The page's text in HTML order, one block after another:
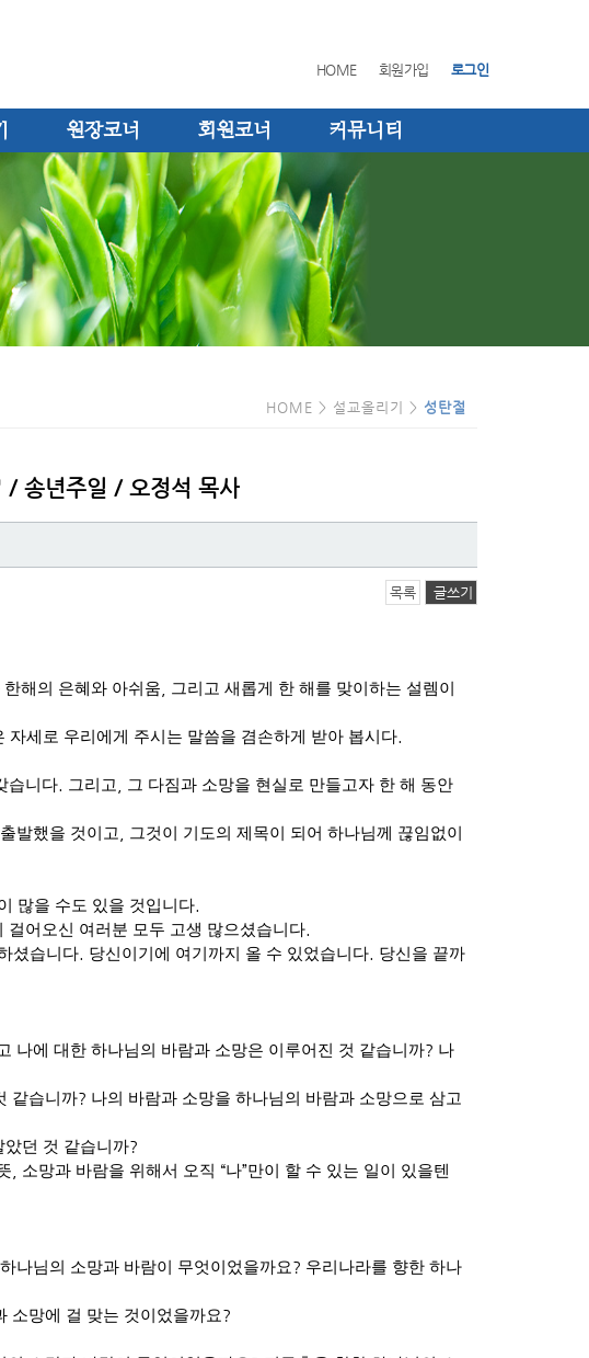
HOME 회원가입 로그인
원장코너 회원코너 커뮤니티
HOME > 설교올리기 > 성탄절
/ 송년주일 / 오정석 목사
목록 글쓰기
해의 은혜와 아쉬움
그리고 새롭게 한 해를 맞이하는 설렘이
자세로 우리에게 주시는 말씀을 겸손하게 받아 봅시다.
습니다. 그리고
그 다짐과 소망을 현실로 만들고자 한 해 동안
발했을 것이고
그것이 기도의 제목이 되어 하나님께 끊임없이
많을 수도 있을 것입니다.
어오신 여러분 모두 고생 많으셨습니다.
셨습니다. 당신이기에 여기까지 올 수 있었습니다. 당신을 끝까
나에 대한 하나님의 바람과 소망은 이루어진 것 같습니까? 나
같습니까? 나의 바람과 소망을 하나님의 바람과 소망으로 삼고
던 것 같습니까?
소망과 바람을 위해서 오직 “나”만이 할 수 있는 일이 있을텐
나님의 소망과 바람이 무엇이었을까요? 우리나라를 향한 하나
소망에 걸 맞는 것이었을까요?